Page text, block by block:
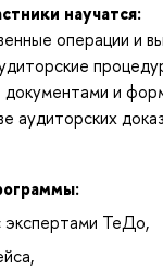
научатся:
операции и
документами и
аудиторских
экспертами ТеДо,